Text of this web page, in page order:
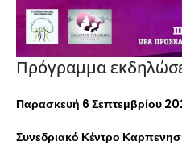
Πρόγραμμα
Παρασκευή 6 Σεπτεμβρίου
Συνεδριακό Κέντρο